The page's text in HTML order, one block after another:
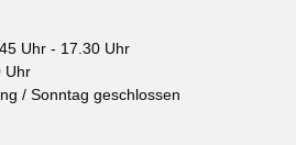
Uhr - 17.30 Uhr
Uhr
/ Sonntag geschlossen